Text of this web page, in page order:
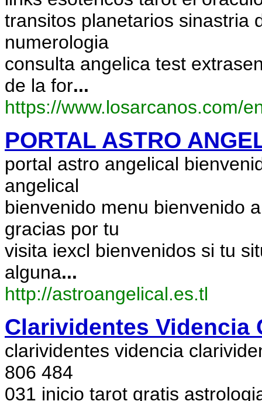
transitos planetarios sinastria
numerologia
consulta angelica test
de la for...
https://www.losarcanos.com/
PORTAL ASTRO
portal astro angelical
angelical
bienvenido menu bienvenido
gracias por tu
visita iexcl bienvenidos si tu
alguna...
http://astroangelical.es.tl
Clarividentes Videncia
clarividentes videncia
806 484
031 inicio tarot gratis